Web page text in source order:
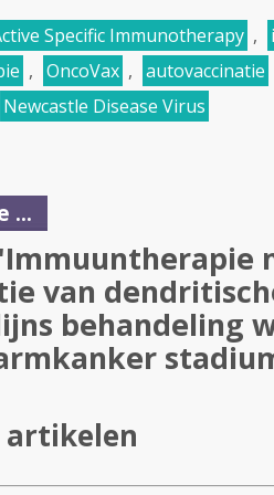
Specific Immunotherapy ,
, OncoVax , autovaccinatie
Newcastle Disease Virus
...
van
behandeling
artikelen